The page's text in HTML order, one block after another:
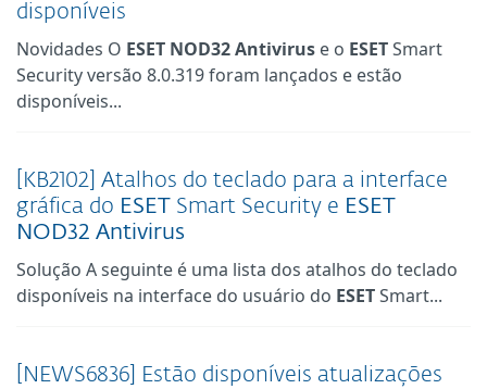
disponíveis
Novidades O ESET NOD32Antivirus e o ESETSmart
Security versão 8.0.319 foram lançados e estão
disponíveis...
[KB2102] Atalhos do teclado para a interface
gráfica do ESET Smart Security e ESET
NOD32 Antivirus
Solução A seguinte é uma lista dos atalhos do teclado
disponíveis na interface do usuário do ESETSmart...
[NEWS6836] Estão disponíveis atualizações